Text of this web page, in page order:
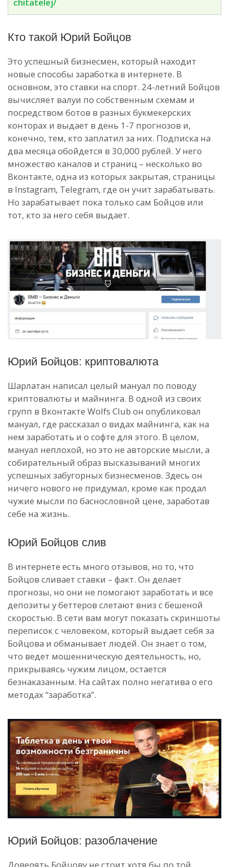
Кто такой Юрий Бойцов
Это успешный бизнесмен, который находит
новые способы заработка в интернете. В
основном, это ставки на спорт. 24-летний Бойцов
вычисляет валуи по собственным схемам и
посредством ботов в разных букмекерских
конторах и выдает в день 1-7 прогнозов и,
конечно, тем, кто заплатил за них. Подписка на
два месяца обойдется в 30,000 рублей. У него
множество каналов и страниц – несколько во
Вконтакте, одна из которых закрытая, страницы
в Instagram, Telegram, где он учит зарабатывать.
Но зарабатывает пока только сам Бойцов или
тот, кто за него себя выдает.
Юрий Бойцов: криптовалюта
Шарлатан написал целый мануал по поводу
криптовалюты и майнинга. В одной из своих
групп в Вконтакте Wolfs Club он опубликовал
мануал, где рассказал о видах майнинга, как на
нем заработать и о софте для этого. В целом,
мануал неплохой, но это не авторские мысли, а
собирательный образ высказываний многих
успешных забугорных бизнесменов. Здесь он
ничего нового не придумал, кроме как продал
чужие мысли по баснословной цене, заработав
себе на жизнь.
Юрий Бойцов слив
В интернете есть много отзывов, но то, что
Бойцов сливает ставки – факт. Он делает
прогнозы, но они не помогают заработать и все
депозиты у беттеров слетают вниз с бешеной
скоростью. В сети вам могут показать скриншоты
переписок с человеком, который выдает себя за
Бойцова и обманывает людей. Он знает о том,
что ведет мошенническую деятельность, но,
прикрываясь чужим лицом, остается
безнаказанным. На сайтах полно негатива о его
методах “заработка”.
Юрий Бойцов: разоблачение
Доверять Бойцову не стоит хотя бы по той